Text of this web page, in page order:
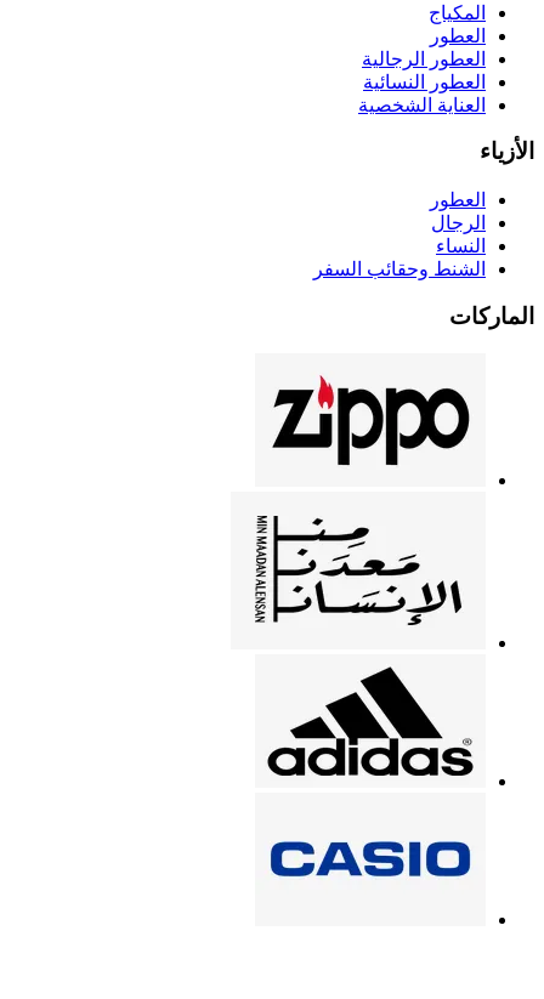
المكياج
العطور
العطور الرجالية
العطور النسائية
العناية الشخصية
الأزياء
العطور
الرجال
النساء
الشنط وحقائب السفر
الماركات